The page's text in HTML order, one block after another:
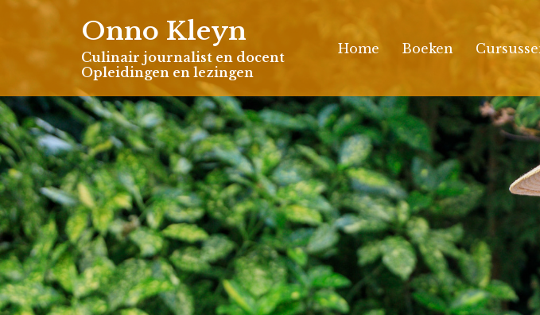
Skip
content
Onno Kleyn
Culinair journalist en docent
Opleidingen en lezingen
Home Boeken